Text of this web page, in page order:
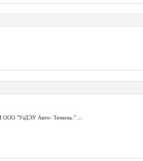
"УзДЭУ Авто- Тюмень " ...